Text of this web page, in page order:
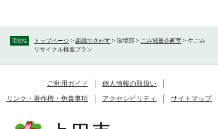
現在地 トップページ > 組織でさがす > 環境部 > ごみ減量企画室 > 生ごみ
リサイクル推進プラン
ご利用ガイド
個人情報の取扱い
リンク・著作権・免責事項
アクセシビリティ サイトマップ